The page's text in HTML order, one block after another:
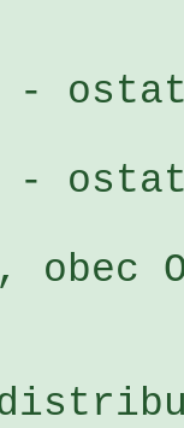
-
-
obec